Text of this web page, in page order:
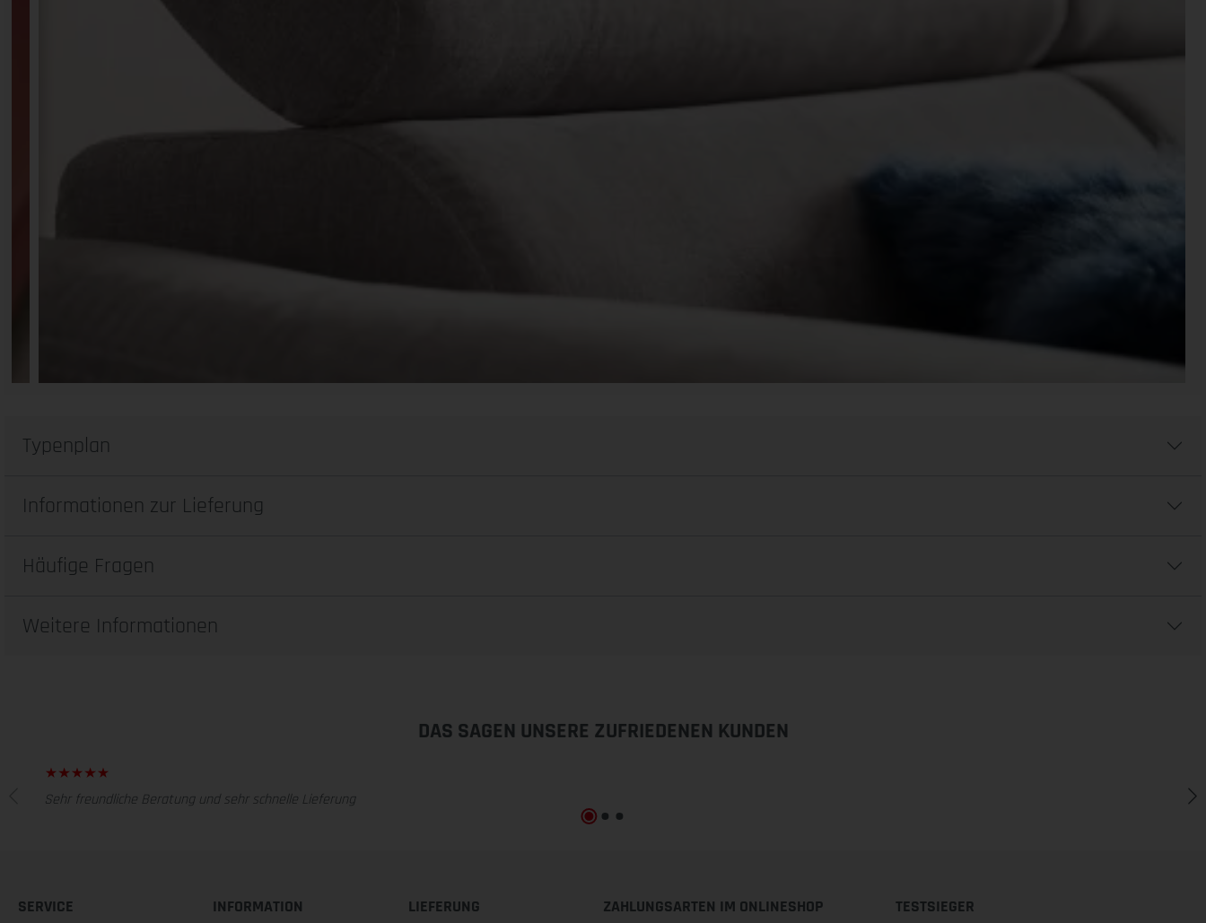
Typenplan
Informationen zur Lieferung
Häufige Fragen
Weitere Informationen
DAS SAGEN UNSERE ZUFRIEDENEN KUNDEN
Sehr freundliche Beratung und sehr schnelle Lieferung
SERVICE INFORMATION LIEFERUNG ZAHLUNGSARTEN IM ONLINESHOP TESTSIEGER